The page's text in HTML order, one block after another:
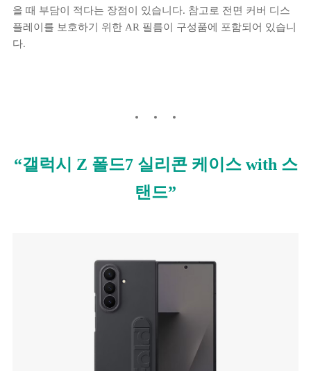
을 때 부담이 적다는 장점이 있습니다. 참고로 전면 커버 디스
플레이를 보호하기 위한 AR 필름이 구성품에 포함되어 있습니
다.
“갤럭시 Z 폴드7 실리콘 케이스 with 스
탠드”